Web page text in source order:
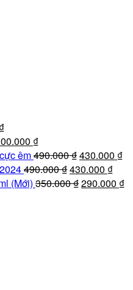
₫Giá
hiện
tại
là:
250.000 ₫.
₫.
₫Giá
hiện
tại
là:
êm490.000₫Giá
gốc
là:
430.000 ₫Giá
tại
490.000₫Giá
gốc
430.000 ₫Giá
hiện
(Mới) 350.000₫Giá
290.000 ₫Giá